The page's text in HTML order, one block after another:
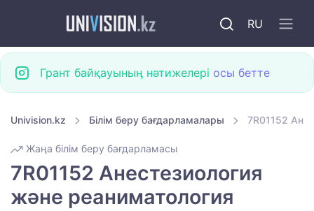
RU
Грант байқауының нәтижелері осы бетте
Univision.kz Білім беру бағдарламалары 7R01152
Жаңа білім беру бағдарламасы
7R01152 Анестезиология
және реаниматология